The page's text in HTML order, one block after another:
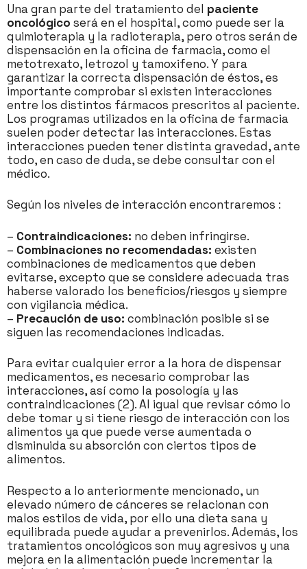
Una gran parte del tratamiento del paciente
oncológico será en el hospital, como puede ser la
quimioterapia y la radioterapia, pero otros serán de
dispensación en la oficina de farmacia, como el
metotrexato, letrozol y tamoxifeno. Y para
garantizar la correcta dispensación de éstos, es
importante comprobar si existen interacciones
entre los distintos fármacos prescritos al paciente.
Los programas utilizados en la oficina de farmacia
suelen poder detectar las interacciones. Estas
interacciones pueden tener distinta gravedad, ante
todo, en caso de duda, se debe consultar con el
médico.
Según los niveles de interacción encontraremos :
– Contraindicaciones: no deben infringirse.
– Combinaciones no recomendadas: existen
combinaciones de medicamentos que deben
evitarse, excepto que se considere adecuada tras
haberse valorado los beneficios/riesgos y siempre
con vigilancia médica.
– Precaución de uso: combinación posible si se
siguen las recomendaciones indicadas.
Para evitar cualquier error a la hora de dispensar
medicamentos, es necesario comprobar las
interacciones, así como la posología y las
contraindicaciones (2). Al igual que revisar cómo lo
debe tomar y si tiene riesgo de interacción con los
alimentos ya que puede verse aumentada o
disminuida su absorción con ciertos tipos de
alimentos.
Respecto a lo anteriormente mencionado, un
elevado número de cánceres se relacionan con
malos estilos de vida, por ello una dieta sana y
equilibrada puede ayudar a prevenirlos. Además, los
tratamientos oncológicos son muy agresivos y una
mejora en la alimentación puede incrementar la